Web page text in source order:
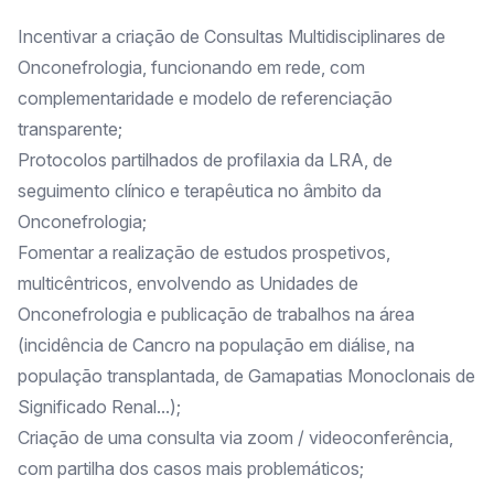
Incentivar a criação de Consultas Multidisciplinares de
Onconefrologia, funcionando em rede, com
complementaridade e modelo de referenciação
transparente;
Protocolos partilhados de profilaxia da LRA, de
seguimento clínico e terapêutica no âmbito da
Onconefrologia;
Fomentar a realização de estudos prospetivos,
multicêntricos, envolvendo as Unidades de
Onconefrologia e publicação de trabalhos na área
(incidência de Cancro na população em diálise, na
população transplantada, de Gamapatias Monoclonais de
Significado Renal...);
Criação de uma consulta via zoom / videoconferência,
com partilha dos casos mais problemáticos;